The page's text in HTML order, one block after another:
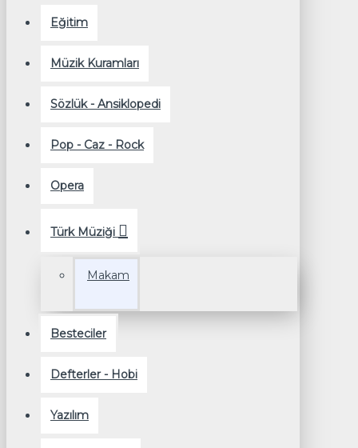
Eğitim
Müzik Kuramları
Sözlük - Ansiklopedi
Pop - Caz - Rock
Opera
Türk Müziği
Makam
Besteciler
Defterler - Hobi
Yazılım